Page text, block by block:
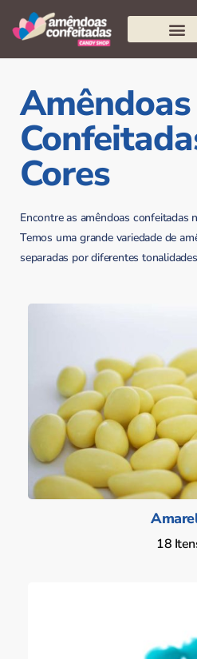
Amêndoas
Cores
Encontre as amêndoas confeitadas
Temos uma grande variedade de
separadas por diferentes
18